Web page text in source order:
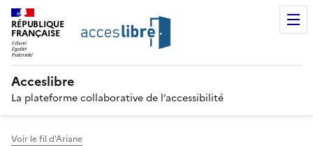
RÉPUBLIQUE
FRANÇAISE
Acceslibre
La plateforme collaborative de l’accessibilité
Voir le fil d'Ariane